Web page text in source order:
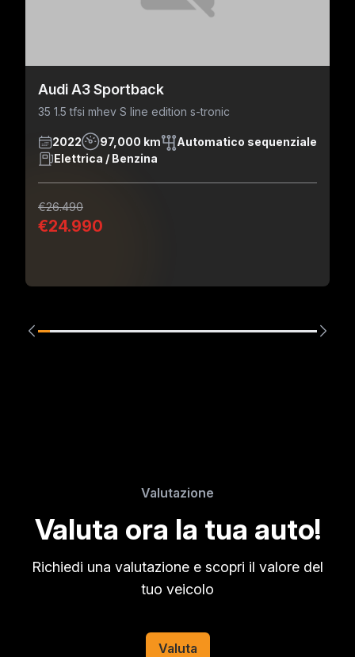
Audi A3 Sportback
35 1.5 tfsi mhev S line edition s-tronic
2022 97,000 km
Automatico sequenziale
Elettrica / Benzina
€26.490
€24.990
Valutazione
Valuta ora la tua auto!
Richiedi una valutazione e scopri il valore del
tuo veicolo
Valuta